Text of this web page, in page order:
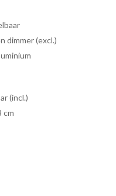
dimmer (excl.)
(incl.)
cm